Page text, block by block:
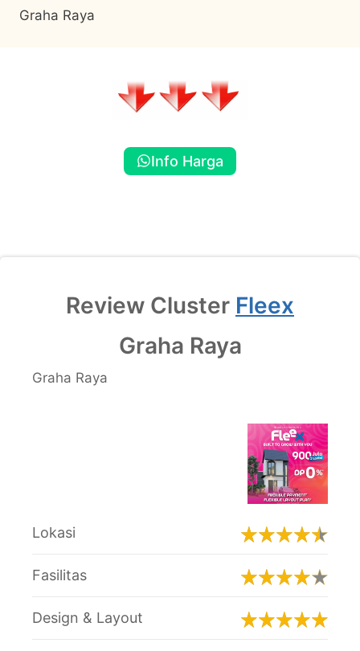
Graha Raya
Info Harga
Review Cluster Fleex
Graha Raya
Graha Raya
Lokasi
Fasilitas
Design & Layout